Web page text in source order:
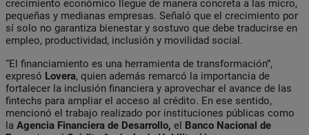
crecimiento económico llegue de manera concreta a las micro,
pequeñas y medianas empresas. Señaló que el crecimiento por
sí solo no garantiza bienestar y sostuvo que debe traducirse en
empleo, productividad, inclusión y movilidad social.
“El financiamiento es una herramienta de transformación”,
expresó Lovera, quien además remarcó la importancia de
fortalecer la inclusión financiera y aprovechar el avance de las
fintechs para ampliar el acceso al crédito. En ese sentido,
mencionó el trabajo realizado por instituciones públicas como
la Agencia Financiera de Desarrollo, el Banco Nacional de